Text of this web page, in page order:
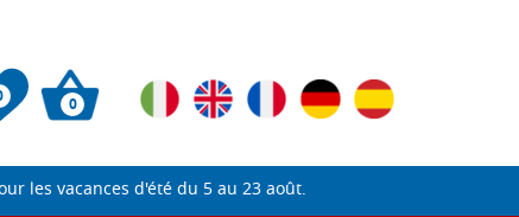
0
les vacances d'été du 5 au 23 août.